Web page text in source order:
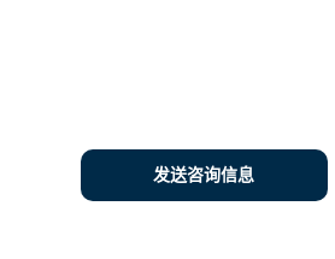
发送咨询信息